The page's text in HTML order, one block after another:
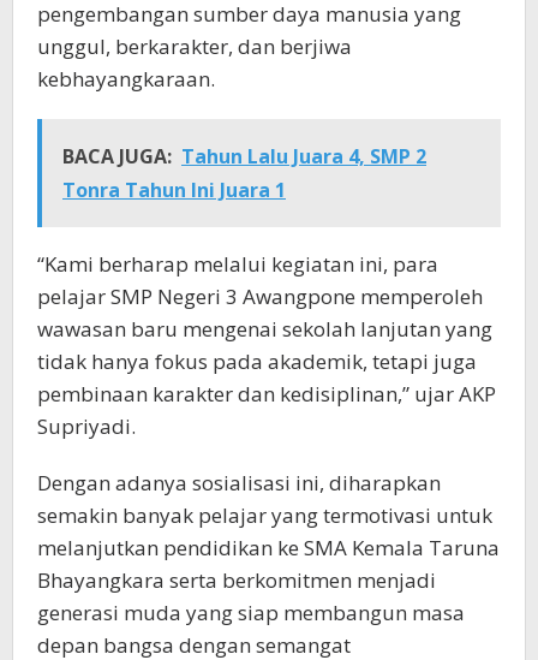
pengembangan sumber daya manusia yang
unggul, berkarakter, dan berjiwa
kebhayangkaraan.
BACA JUGA: Tahun Lalu Juara 4, SMP 2
Tonra Tahun Ini Juara 1
“Kami berharap melalui kegiatan ini, para
pelajar SMP Negeri 3 Awangpone memperoleh
wawasan baru mengenai sekolah lanjutan yang
tidak hanya fokus pada akademik, tetapi juga
pembinaan karakter dan kedisiplinan,” ujar AKP
Supriyadi.
Dengan adanya sosialisasi ini, diharapkan
semakin banyak pelajar yang termotivasi untuk
melanjutkan pendidikan ke SMA Kemala Taruna
Bhayangkara serta berkomitmen menjadi
generasi muda yang siap membangun masa
depan bangsa dengan semangat